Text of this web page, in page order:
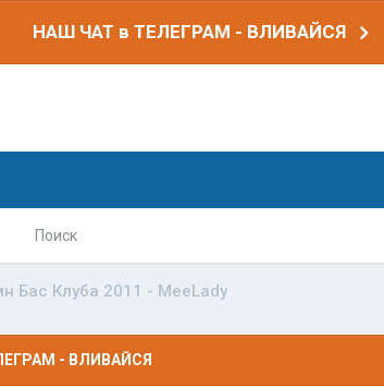
НАШ ЧАТ в ТЕЛЕГРАМ - ВЛИВАЙСЯ
Поиск
Бас Клуба 2011 - MeeLady
- ВЛИВАЙСЯ